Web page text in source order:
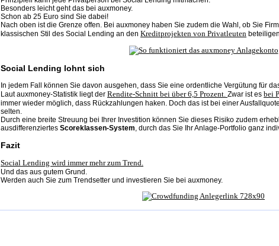
Besonders leicht geht das bei auxmoney.
Schon ab 25 Euro sind Sie dabei!
Nach oben ist die Grenze offen. Bei auxmoney haben Sie zudem die Wahl, ob Sie
klassischen Stil des Social Lending an den Kreditprojekten von Privatleuten
Social Lending lohnt sich
In jedem Fall können Sie davon ausgehen, dass Sie eine ordentliche Vergütung für
Laut auxmoney-Statistik liegt der Rendite-Schnitt bei über 6,5 Prozent. Zwar ist es bei
immer wieder möglich, dass Rückzahlungen haken. Doch das ist bei einer
selten.
Durch eine breite Streuung bei Ihrer Investition können Sie dieses Risiko zudem
ausdifferenziertes Scoreklassen-System, durch das Sie Ihr Anlage-Portfolio ganz
Fazit
Social Lending wird immer mehr zum Trend.
Und das aus gutem Grund.
Werden auch Sie zum Trendsetter und investieren Sie bei auxmoney.